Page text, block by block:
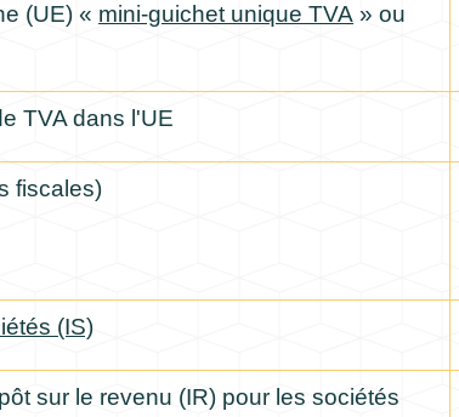
(UE) « mini-guichet unique TVA » ou
TVA dans l'UE
fiscales)
(IS)
sur le revenu (IR) pour les sociétés